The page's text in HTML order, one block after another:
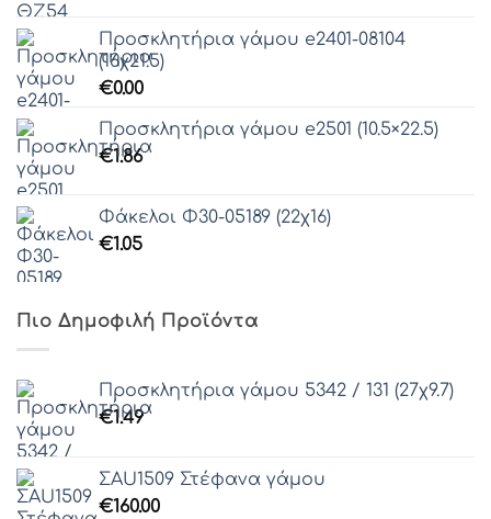
Προσκλητήρια γάμου e2401-08104
(16χ21.5)
€0.00
Προσκλητήρια γάμου e2501 (10.5×22.5)
€1.86
Φάκελοι Φ30-05189 (22χ16)
€1.05
Πιο Δημοφιλή Προϊόντα
Προσκλητήρια γάμου 5342 / 131 (27χ9.7)
€1.49
ΣAU1509 Στέφανα γάμου
€160.00